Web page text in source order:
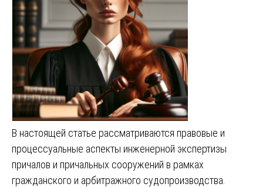
В настоящей статье рассматриваются правовые и
процессуальные аспекты инженерной экспертизы
причалов и причальных сооружений в рамках
гражданского и арбитражного судопроизводства.